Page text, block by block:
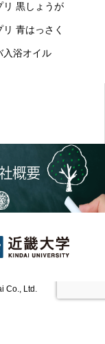
リ 黒しょうが
青はっさく
入浴オイル
Co., Ltd.